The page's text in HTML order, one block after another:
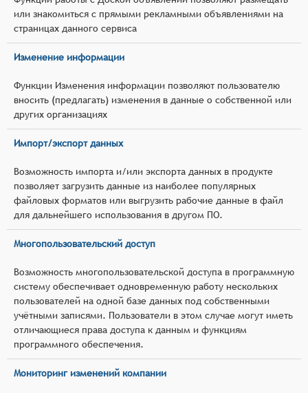
или знакомиться с прямыми рекламными объявлениями на
страницах данного сервиса
Изменение информации
Функции Изменения информации позволяют пользователю
вносить (предлагать) изменения в данные о собственной или
других организациях
Импорт/экспорт данных
Возможность импорта и/или экспорта данных в продукте
позволяет загрузить данные из наиболее популярных
файловых форматов или выгрузить рабочие данные в файл
для дальнейшего использования в другом ПО.
Многопользовательский доступ
Возможность многопользовательской доступа в программную
систему обеспечивает одновременную работу нескольких
пользователей на одной базе данных под собственными
учётными записями. Пользователи в этом случае могут иметь
отличающиеся права доступа к данным и функциям
программного обеспечения.
Мониторинг изменений компании